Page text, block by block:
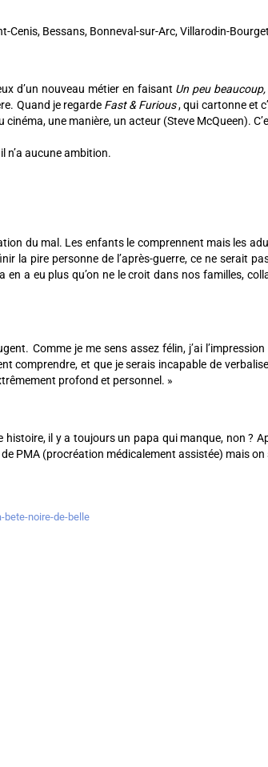
Cenis, Bessans, Bonneval-sur-Arc, Villarodin-
d’un nouveau métier en faisant Un peu
Quand je regarde Fast & Furious, qui cartonne et
une manière, un acteur (Steve McQueen).
n’a aucune ambition.
du mal. Les enfants le comprennent mais les
la pire personne de l’après-guerre, ce ne serait
a eu plus qu’on ne le croit dans nos familles,
Comme je me sens assez félin, j’ai
comprendre, et que je serais incapable de
profond et personnel. »
il y a toujours un papa qui manque, non ?
PMA (procréation médicalement assistée) mais
noire-de-belle